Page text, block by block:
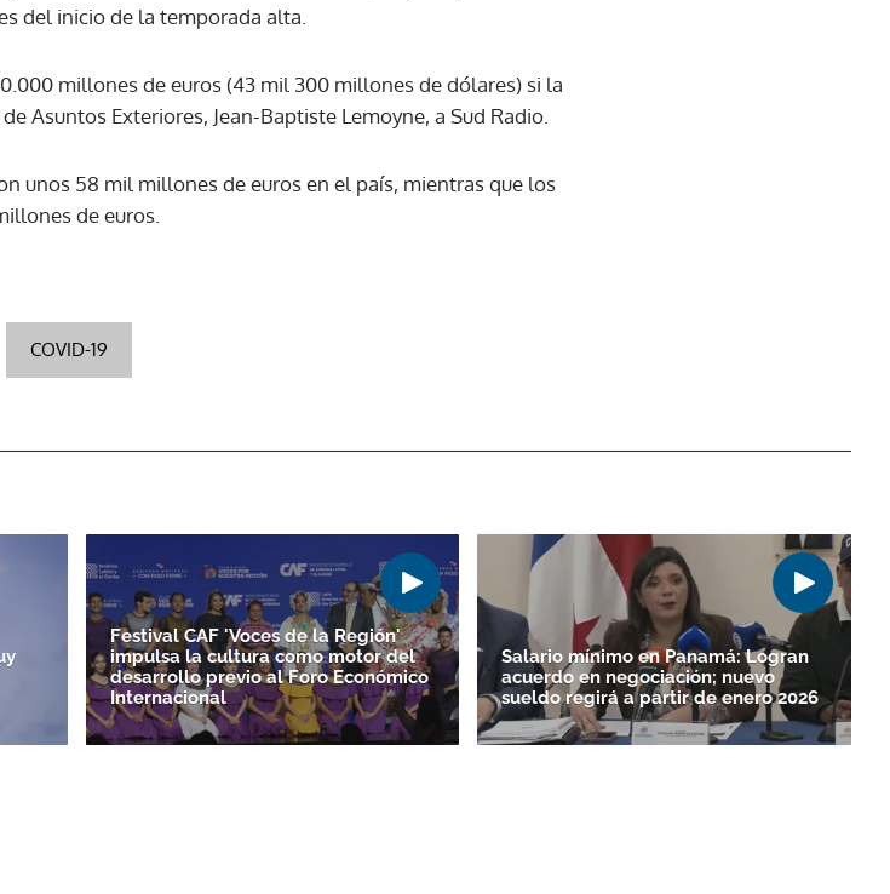
del inicio de la temporada alta.
millones de euros (43 mil 300 millones de dólares) si la
Asuntos Exteriores, Jean-Baptiste Lemoyne, a Sud Radio.
unos 58 mil millones de euros en el país, mientras que los
de euros.
COVID-19
Festival CAF 'Voces de la Región'
impulsa la cultura como motor del
desarrollo previo al Foro Económico
Internacional
Salario mínimo en Panamá: Logran
acuerdo en negociación; nuevo
sueldo regirá a partir de enero 2026